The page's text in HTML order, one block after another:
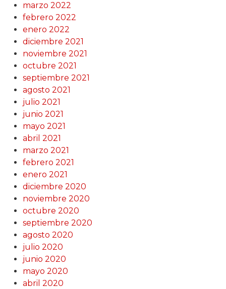
marzo 2022
febrero 2022
enero 2022
diciembre 2021
noviembre 2021
octubre 2021
septiembre 2021
agosto 2021
julio 2021
junio 2021
mayo 2021
abril 2021
marzo 2021
febrero 2021
enero 2021
diciembre 2020
noviembre 2020
octubre 2020
septiembre 2020
agosto 2020
julio 2020
junio 2020
mayo 2020
abril 2020